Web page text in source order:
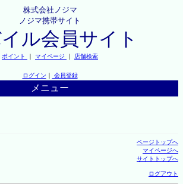
株式会社ノジマ
ノジマ携帯サイト
ル会員サイト
ポイント ｜ マイページ ｜ 店舗検索
ログイン ｜ 会員登録
メニュー
ページトップへ
マイページへ
サイトトップへ
ログアウト